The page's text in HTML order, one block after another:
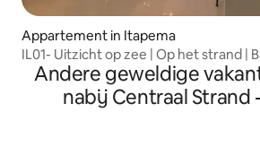
Appartement in Itapema
IL01- Uitzicht op zee | Op het strand |
Andere geweldige
nabij Centraal Strand